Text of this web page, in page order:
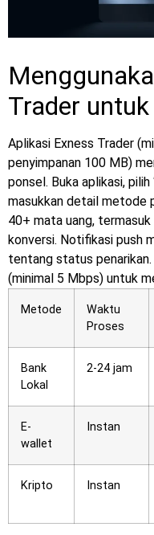
Trader
Aplikasi Exness Trader
penyimpanan 100 MB)
ponsel. Buka aplikasi, pilih
masukkan detail metode
40+ mata uang,
konversi. Notifikasi push
tentang status
(minimal 5 Mbps) untuk
Metode
Waktu
Proses
Bank
Lokal
2-24 jam
E-
wallet
Instan
Kripto Instan